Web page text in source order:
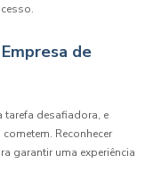
de
tarefa desafiadora, e
Reconhecer
garantir uma experiência